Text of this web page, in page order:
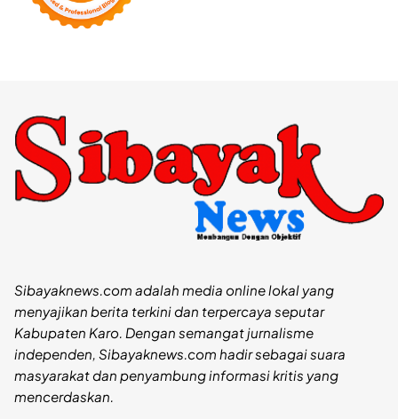
Sibayaknews.com adalah media online lokal yang
menyajikan berita terkini dan terpercaya seputar
Kabupaten Karo. Dengan semangat jurnalisme
independen, Sibayaknews.com hadir sebagai suara
masyarakat dan penyambung informasi kritis yang
mencerdaskan.